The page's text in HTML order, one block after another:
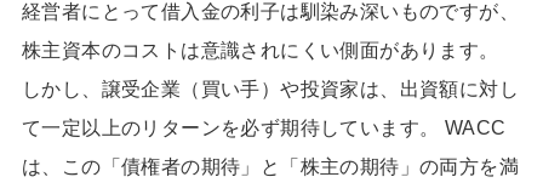
経営者にとって借入金の利子は馴染み深いものですが、
株主資本のコストは意識されにくい側面があります。
しかし、譲受企業（買い手）や投資家は、出資額に対し
て一定以上のリターンを必ず期待しています。 WACC
は、この「債権者の期待」と「株主の期待」の両方を満